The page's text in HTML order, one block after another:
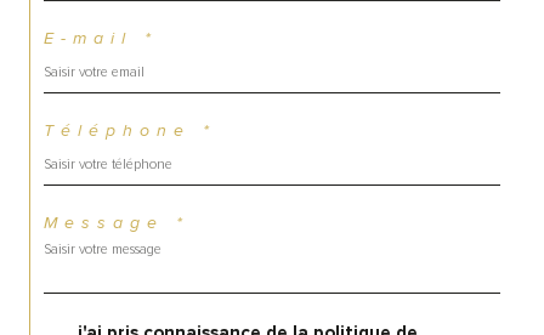
E-mail *
Téléphone *
Message *